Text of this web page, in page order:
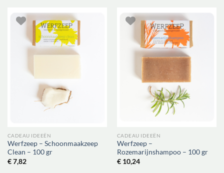
CADEAU IDEEËN
Werfzeep – Schoonmaakzeep
Clean – 100 gr
€7,82
CADEAU IDEEËN
Werfzeep –
Rozemarijnshampoo – 100 gr
€10,24